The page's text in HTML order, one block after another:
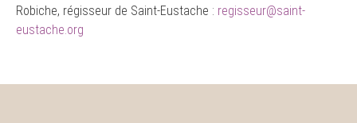
Robiche, régisseur de Saint-Eustache : regisseur@saint-
eustache.org